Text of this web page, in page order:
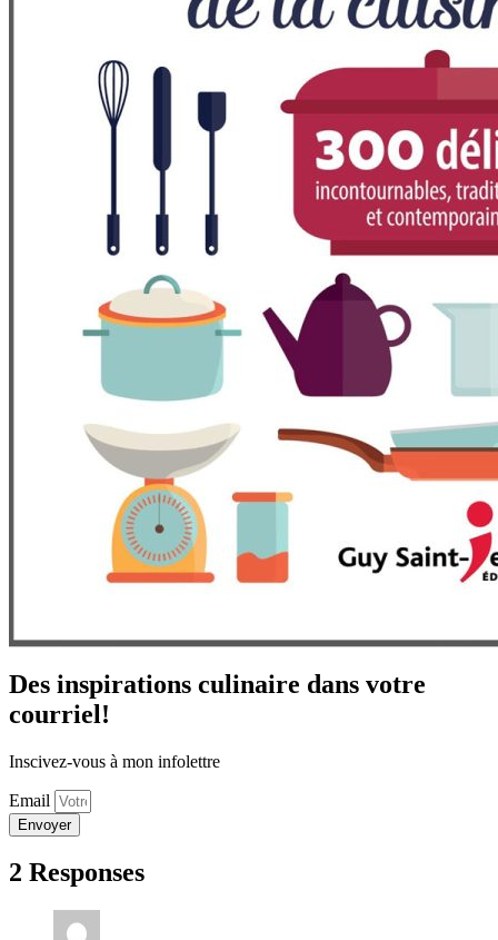
Des inspirations culinaire dans votre
courriel!
Inscivez-vous à mon infolettre
Email
Envoyer
2 Responses